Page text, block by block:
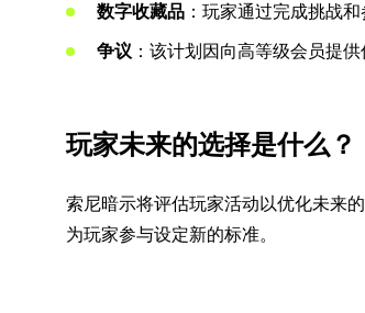
数字收藏品 ：玩家通过完成挑战
争议 ：该计划因向高等级会员提
玩家未来的选择是什么？
索尼暗示将评估玩家活动以优化未来
为玩家参与设定新的标准。